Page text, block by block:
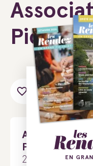
Pic
Ajouter au
Association Pic
Patrimoine
290 Parc Saint-
EN